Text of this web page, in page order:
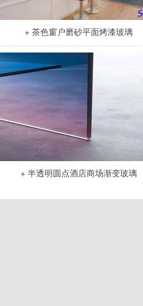
+ 茶色窗户磨砂平面烤漆玻璃
+ 半透明圆点酒店商场渐变玻璃